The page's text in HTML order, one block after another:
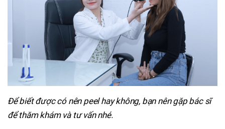
Để biết được có nên peel hay không, bạn nên gặp bác sĩ
để thăm khám và tư vấn nhé.